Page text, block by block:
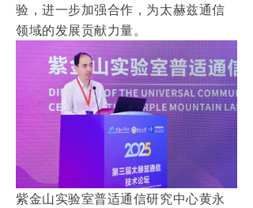
验，进一步加强合作，为太赫兹通信
领域的发展贡献力量。
紫金山实验室普适通信研究中心黄永